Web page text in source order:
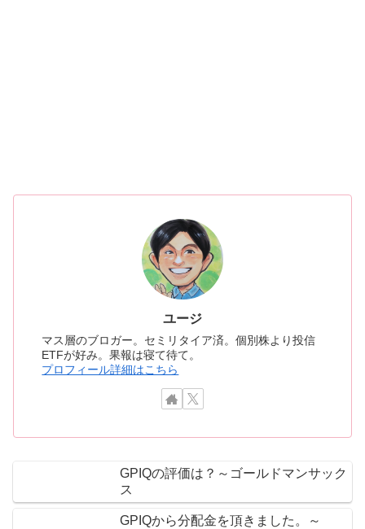
ユージ
マス層のブロガー。セミリタイア済。個別株より投信
ETFが好み。果報は寝て待て。
プロフィール詳細はこちら
GPIQの評価は？～ゴールドマンサック
ス
GPIQから分配金を頂きました。～